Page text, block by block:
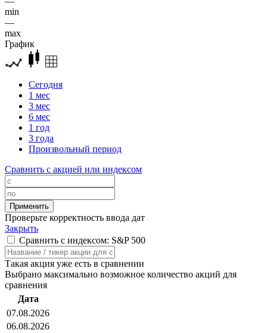
min
—
max
График
Сегодня
1 мес
3 мес
6 мес
1 год
3 года
Произвольный период
Сравнить с акцией или индексом
Проверьте корректность ввода дат
Закрыть
Сравнить с индексом: S&P 500
Такая акция уже есть в сравнении
Выбрано максимально возможное количество акций для
сравнения
Дата
07.08.2026
06.08.2026